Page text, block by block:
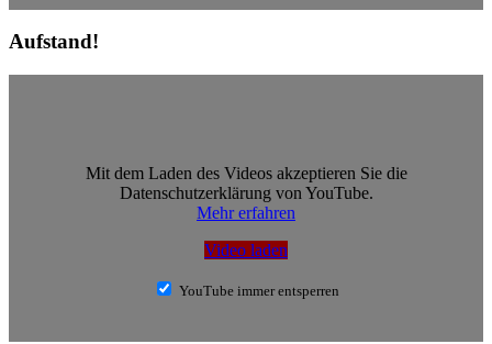
Aufstand!
Mit dem Laden des Videos akzeptieren Sie die
Datenschutzerklärung von YouTube.
Mehr erfahren
Video laden
YouTube immer entsperren